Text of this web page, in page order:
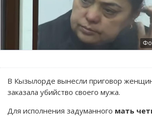
В Кызылорде вынесли приговор
заказала убийство своего мужа.
Для исполнения задуманного мать